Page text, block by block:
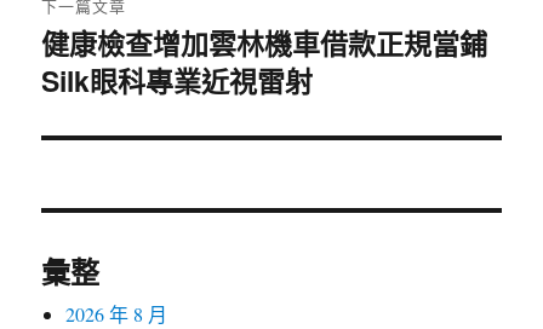
下一篇文章
下
一
文
健康檢查增加雲林機車借款正規當鋪
Silk眼科專業近視雷射
彙整
2026 年 8 月